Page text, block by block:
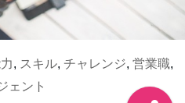
, スキル, チャレンジ, 営業職,
ェント